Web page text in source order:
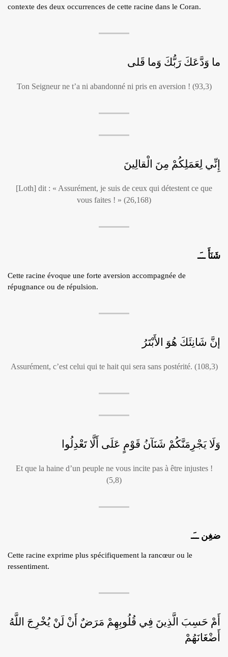
contexte des deux occurrences de cette racine dans le Coran.
ما وَدَّعَكَ رَبُّكَ وَما قَلى
Ton Seigneur ne t’a ni abandonné ni pris en aversion ! (93,3)
إِنِّي لِعَمَلِكُمْ مِنَ الْقالِينَ
[Loth] dit : « Assurément, je suis de ceux qui détestent ce que
vous faites ! » (26,168)
شَنَأَ ــَـ
Cette racine évoque une forte aversion accompagnée de
répugnance ou de répulsion.
إنَّ شَانِئَكَ هُوَ الأَبْتَرُ
Assurément, c’est celui qui te hait qui sera sans postérité. (108,3)
وَلَا يَجْرِمَنَّكُمْ شَنَآنُ قَوْمٍ عَلَى أَلَّا تَعْدِلُوا
Et que la haine d’un peuple ne vous incite pas à être injustes !
(5,8)
ضغِن ــَـ
Cette racine exprime plus spécifiquement la rancœur ou le
ressentiment.
أَمْ حَسِبَ الَّذِينَ فِي قُلُوبِهِمْ مَرَضٌ أَنْ لَنْ يُخْرِجَ اللَّهُ
أَضْغَانَهُمْ